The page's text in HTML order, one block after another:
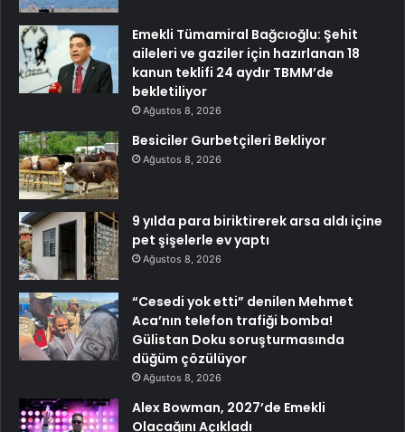
Emekli Tümamiral Bağcıoğlu: Şehit
aileleri ve gaziler için hazırlanan 18
kanun teklifi 24 aydır TBMM’de
bekletiliyor
Ağustos 8, 2026
Besiciler Gurbetçileri Bekliyor
Ağustos 8, 2026
9 yılda para biriktirerek arsa aldı içine
pet şişelerle ev yaptı
Ağustos 8, 2026
“Cesedi yok etti” denilen Mehmet
Aca’nın telefon trafiği bomba!
Gülistan Doku soruşturmasında
düğüm çözülüyor
Ağustos 8, 2026
Alex Bowman, 2027’de Emekli
Olacağını Açıkladı